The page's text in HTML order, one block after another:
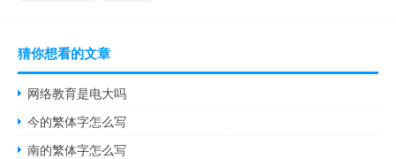
猜你想看的文章
网络教育是电大吗
今的繁体字怎么写
南的繁体字怎么写